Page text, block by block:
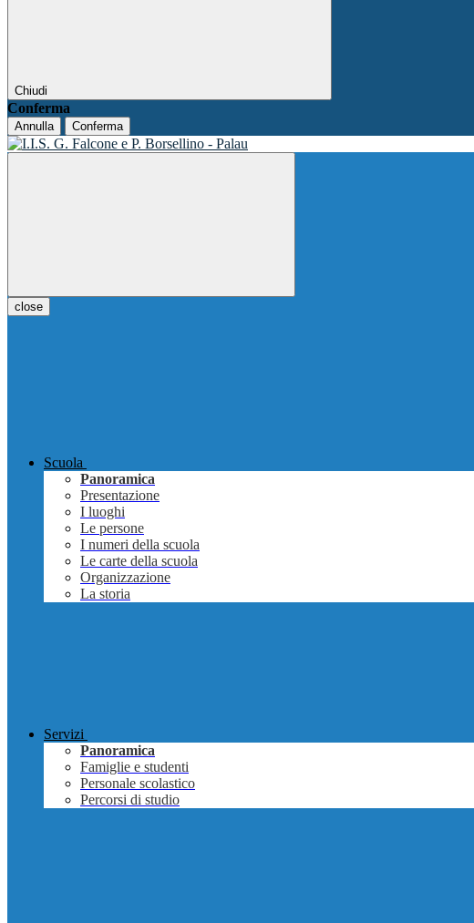
Chiudi
Conferma
Annulla Conferma
close
Scuola
Panoramica
Presentazione
I luoghi
Le persone
I numeri della scuola
Le carte della scuola
Organizzazione
La storia
Servizi
Panoramica
Famiglie e studenti
Personale scolastico
Percorsi di studio